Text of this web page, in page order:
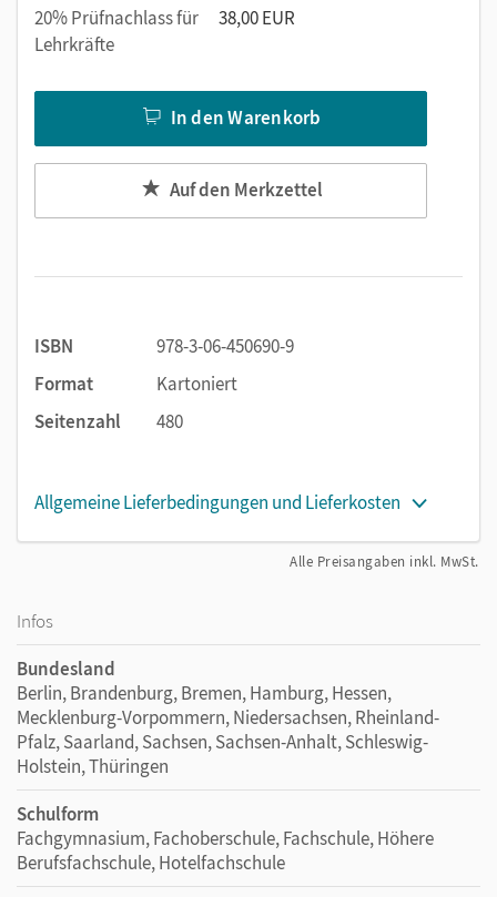
20% Prüfnachlass für
Lehrkräfte
38,00 EUR
In den Warenkorb
Auf den Merkzettel
ISBN
978-3-06-450690-9
Format
Kartoniert
Seitenzahl
480
Allgemeine Lieferbedingungen und Lieferkosten
Alle Preisangaben inkl. MwSt.
Infos
Bundesland
Berlin, Brandenburg, Bremen, Hamburg, Hessen,
Mecklenburg-Vorpommern, Niedersachsen, Rheinland-
Pfalz, Saarland, Sachsen, Sachsen-Anhalt, Schleswig-
Holstein, Thüringen
Schulform
Fachgymnasium, Fachoberschule, Fachschule, Höhere
Berufsfachschule, Hotelfachschule